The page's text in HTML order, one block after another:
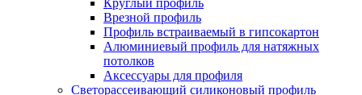
Круглый профиль
Врезной профиль
Профиль встраиваемый в гипсокартон
Алюминиевый профиль для натяжных
потолков
Аксессуары для профиля
Светорассеивающий силиконовый профиль